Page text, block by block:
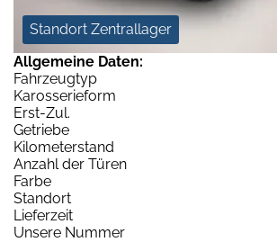
Standort Zentrallager
Allgemeine Daten:
Fahrzeugtyp
Karosserieform
Erst-Zul.
Getriebe
Kilometerstand
Anzahl der Türen
Farbe
Standort
Lieferzeit
Unsere Nummer